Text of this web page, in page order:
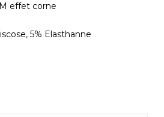
effet corne
5% Elasthanne